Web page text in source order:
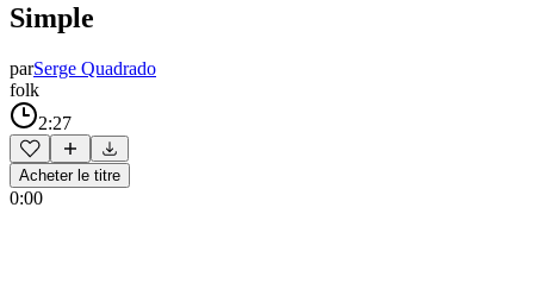
Simple
parSerge Quadrado
folk
2:27
Acheter le titre
0:00